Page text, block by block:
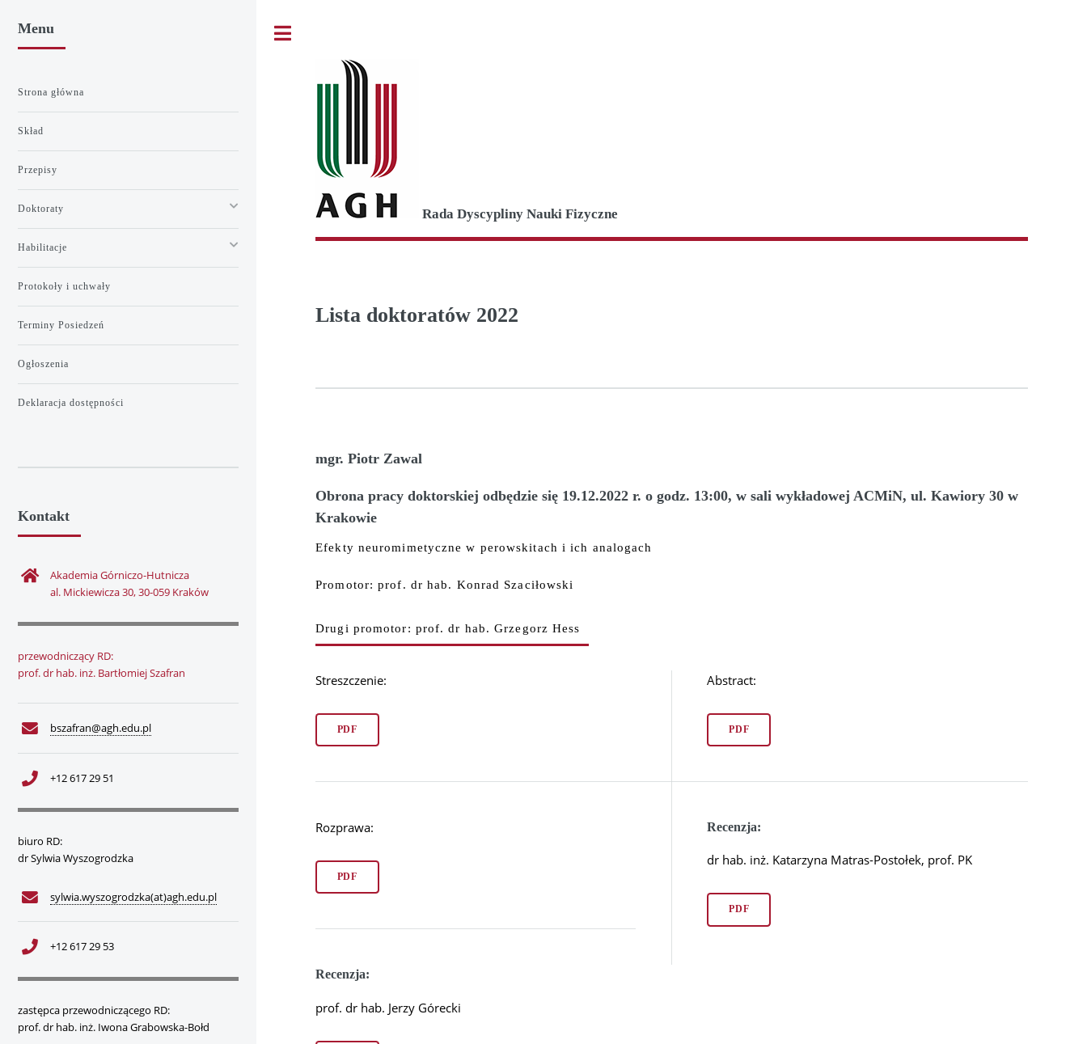
Rada Dyscypliny Nauki Fizyczne
Lista doktoratów 2022
mgr. Piotr Zawal
Obrona pracy doktorskiej odbędzie się 19.12.2022 r. o godz. 13:00, w sali wykładowej ACMiN, ul. Kawiory 30 w
Krakowie
Efekty neuromimetyczne w perowskitach i ich analogach
Promotor: prof. dr hab. Konrad Szaciłowski
Drugi promotor: prof. dr hab. Grzegorz Hess
Streszczenie:
PDF
Abstract:
PDF
Rozprawa:
PDF
Recenzja:
dr hab. inż. Katarzyna Matras-Postołek, prof. PK
PDF
Recenzja:
prof. dr hab. Jerzy Górecki
Menu
Strona główna
Skład
Przepisy
Doktoraty
Habilitacje
Protokoły i uchwały
Terminy Posiedzeń
Ogłoszenia
Deklaracja dostępności
Kontakt
Akademia Górniczo-Hutnicza
al. Mickiewicza 30, 30-059 Kraków
przewodniczący RD:
prof. dr hab. inż. Bartłomiej Szafran
bszafran@agh.edu.pl
+12 617 29 51
biuro RD:
dr Sylwia Wyszogrodzka
sylwia.wyszogrodzka(at)agh.edu.pl
+12 617 29 53
zastępca przewodniczącego RD:
prof. dr hab. inż. Iwona Grabowska-Bołd